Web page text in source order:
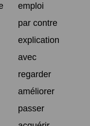
emploi
par contre
explication
avec
regarder
améliorer
passer